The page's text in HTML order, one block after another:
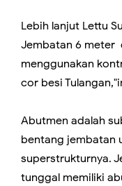
Lebih lanjut Lettu
Jembatan 6 meter
menggunakan
cor besi
Abutmen adalah
bentang jembatan
superstrukturnya.
tunggal memiliki